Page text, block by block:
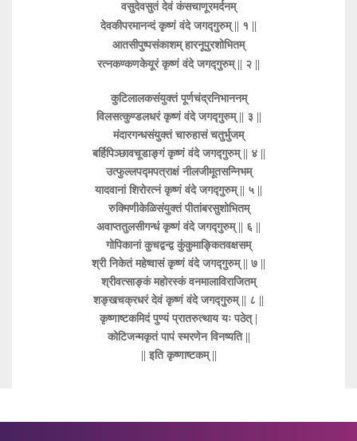
वसुदेवसुतं देवं कंसचाणूरमर्दनम्
देवकीपरमानन्दं कृष्णं वंदे जगद्गुरुम् || १ ||
आतसीपुष्पसंकाशम् हारनूपुरशोभितम्
रत्नकण्कणकेयूरं कृष्णं वंदे जगद्गुरुम् || २ ||
कुटिलालकसंयुक्तं पूर्णचंद्रनिभाननम्
विलसत्कुण्डलधरं कृष्णं वंदे जगद्गुरुम् || ३ ||
मंदारगन्धसंयुक्तं चारुहासं चतुर्भुजम्
बर्हिपिञ्छावचूडाङ्गं कृष्णं वंदे जगद्गुरुम् || ४ ||
उत्फुल्लपद्मपत्राक्षं नीलजीमूतसन्निभम्
यादवानां शिरोरत्नं कृष्णं वंदे जगद्गुरुम् || ५ ||
रुक्मिणीकेळिसंयुक्तं पीतांबरसुशोभितम्
अवाप्ततुलसीगन्धं कृष्णं वंदे जगद्गुरुम् || ६ ||
गोपिकानां कुचद्वन्द्व कुंकुमाङ्कितवक्षसम्
श्री निकेतं महेष्वासं कृष्णं वंदे जगद्गुरुम् || ७ ||
श्रीवत्साङ्कं महोरस्कं वनमालाविराजितम्
शङ्खचक्रधरं देवं कृष्णं वंदे जगद्गुरुम् || ८ ||
कृष्णाष्टकमिदं पुण्यं प्रातरुत्थाय यः पठेत् |
कोटिजन्मकृतं पापं स्मरणेन विनष्यति ||
|| इति कृष्णाष्टकम् ||